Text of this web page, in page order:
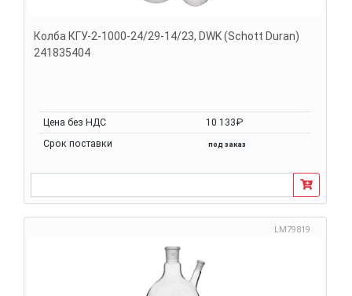
Колба КГУ-2-1000-24/29-14/23, DWK (Schott Duran)
241835404
Цена без НДС
10 133₽
Срок поставки
под заказ
LM79819